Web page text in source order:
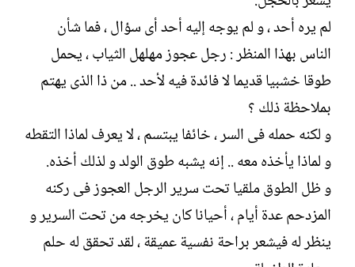
لم يره أحد ، و لم يوجه إليه أحد أى سؤال ، فما شأن
الناس بهذا المنظر : رجل عجوز مهلهل الثياب ، يحمل
طوقا خشبيا قديما لا فائدة فيه لأحد .. من ذا الذى يهتم
بملاحظة ذلك ؟
و لكنه حمله فى السر ، خائفا يبتسم ، لا يعرف لماذا التقطه
و لماذا يأخذه معه .. إنه يشبه طوق الولد و لذلك أخذه.
و ظل الطوق ملقيا تحت سرير الرجل العجوز فى ركنه
المزدحم عدة أيام ، أحيانا كان يخرجه من تحت السرير و
ينظر له فيشعر براحة نفسية عميقة ، لقد تحقق له حلم